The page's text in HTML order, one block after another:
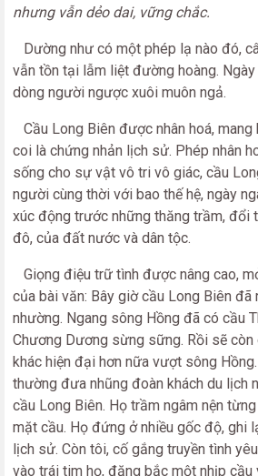
nhưng vẫn dẻo dai, vững chắc.
Dường như có một phép lạ nào đó,
vẫn tồn tại lẫm liệt đường hoàng.
dòng người ngược xuôi muôn ngả.
Cầu Long Biên được nhân hoá,
coi là chứng nhản lịch sử. Phép nhân
sống cho sự vật vô tri vô giác, cầu
người cùng thời với bao thế hệ, ngày
xúc động trước những thăng trầm, đổi
đô, của đất nước và dân tộc.
Giọng điệu trữ tình được nâng cao,
của bài văn: Bây giờ cầu Long Biên đã
nhường. Ngang sông Hồng đã có cầu
Chương Dương sừng sững. Rồi sẽ còn
khác hiện đại hơn nữa vượt sông
thường đưa nhũng đoàn khách du lịch
cầu Long Biên. Họ trầm ngâm nện
mặt cầu. Họ đứng ở nhiều gốc độ, ghi
lịch sử. Còn tôi, cố gắng truyền tình
vào trái tim họ, đặng bắc một nhịp cầu